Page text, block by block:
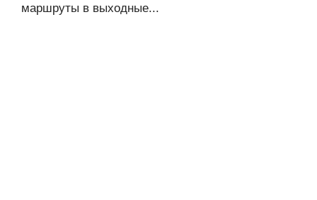
маршруты в выходные...